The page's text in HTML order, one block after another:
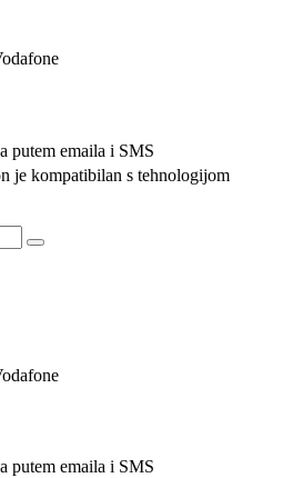
putem emaila i SMS
je kompatibilan s tehnologijom
putem emaila i SMS